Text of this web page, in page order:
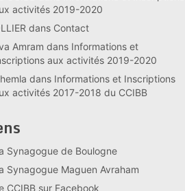
activités 2019-2020
dans Contact
Amram dans Informations et
aux activités 2019-2020
dans Informations et Inscriptions
activités 2017-2018 du CCIBB
Synagogue de Boulogne
Synagogue Maguen Avraham
CCIBB sur Facebook